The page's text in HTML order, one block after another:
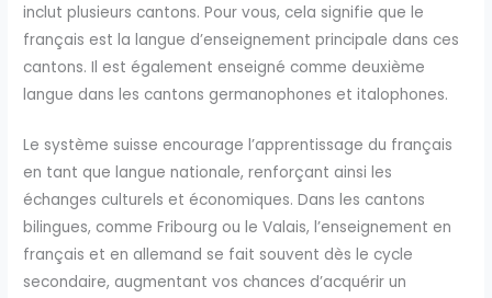
inclut plusieurs cantons. Pour vous, cela signifie que le
français est la langue d’enseignement principale dans ces
cantons. Il est également enseigné comme deuxième
langue dans les cantons germanophones et italophones.
Le système suisse encourage l’apprentissage du français
en tant que langue nationale, renforçant ainsi les
échanges culturels et économiques. Dans les cantons
bilingues, comme Fribourg ou le Valais, l’enseignement en
français et en allemand se fait souvent dès le cycle
secondaire, augmentant vos chances d’acquérir un